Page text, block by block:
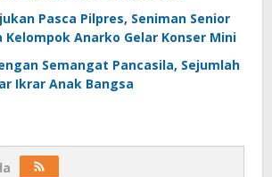
Pasca Pilpres, Seniman Senior
Kelompok Anarko Gelar Konser Mini
Semangat Pancasila, Sejumlah
Ikrar Anak Bangsa